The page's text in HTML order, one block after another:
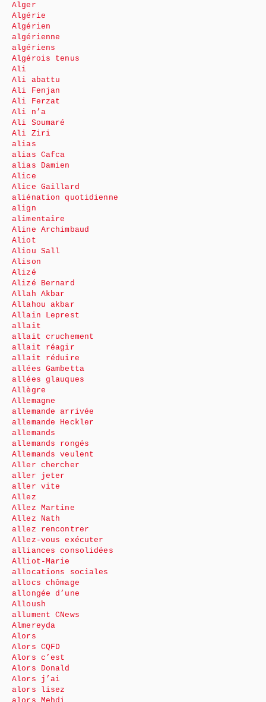
Alger
Algérie
Algérien
algérienne
algériens
Algérois tenus
Ali
Ali abattu
Ali Fenjan
Ali Ferzat
Ali n’a
Ali Soumaré
Ali Ziri
alias
alias Cafca
alias Damien
Alice
Alice Gaillard
aliénation quotidienne
align
alimentaire
Aline Archimbaud
Aliot
Aliou Sall
Alison
Alizé
Alizé Bernard
Allah Akbar
Allahou akbar
Allain Leprest
allait
allait cruchement
allait réagir
allait réduire
allées Gambetta
allées glauques
Allègre
Allemagne
allemande arrivée
allemande Heckler
allemands
allemands rongés
Allemands veulent
Aller chercher
aller jeter
aller vite
Allez
Allez Martine
Allez Nath
allez rencontrer
Allez-vous exécuter
alliances consolidées
Alliot-Marie
allocations sociales
allocs chômage
allongée d’une
Alloush
allument CNews
Almereyda
Alors
Alors CQFD
Alors c’est
Alors Donald
Alors j’ai
alors lisez